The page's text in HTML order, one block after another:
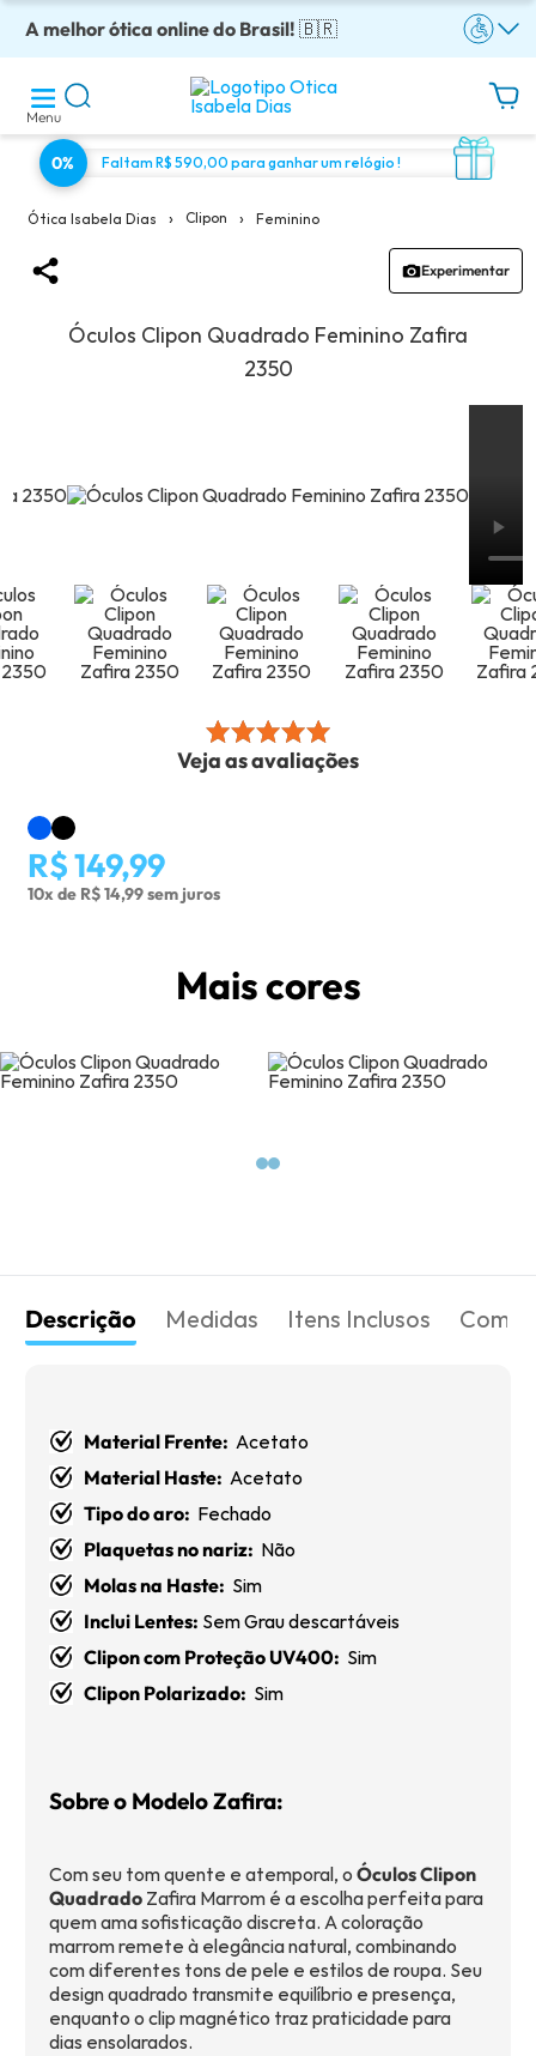
A melhor ótica online do Brasil!🇧🇷
Óculos completos armação + lentes a partir: R$199
Adquira em até 10x sem juros!
Enviamos para todo o Brasil!
Óculos de grau com preço justo!
Menu
0% Faltam R$ 590,00 para ganhar um relógio !
Ótica Isabela Dias › Clipon › Feminino
Experimentar
Óculos Clipon Quadrado Feminino Zafira
2350
Veja as avaliações
R$ 149,99
10x de R$ 14,99 sem juros
Mais cores
Descrição Medidas Itens Inclusos Como
Material Frente: Acetato
Material Haste: Acetato
Tipo do aro: Fechado
Plaquetas no nariz: Não
Molas na Haste: Sim
Inclui Lentes: Sem Grau descartáveis
Clipon com Proteção UV400: Sim
Clipon Polarizado: Sim
Sobre o Modelo Zafira:
Com seu tom quente e atemporal, o Óculos Clipon
Quadrado Zafira Marrom é a escolha perfeita para
quem ama sofisticação discreta. A coloração
marrom remete à elegância natural, combinando
com diferentes tons de pele e estilos de roupa. Seu
design quadrado transmite equilíbrio e presença,
enquanto o clip magnético traz praticidade para
dias ensolarados.